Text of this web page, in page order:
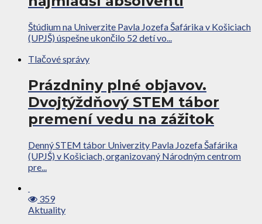
Štúdium na Univerzite Pavla Jozefa Šafárika v Košiciach
(UPJŠ) úspešne ukončilo 52 detí vo...
Tlačové správy
Prázdniny plné objavov.
Dvojtýždňový STEM tábor
premení vedu na zážitok
Denný STEM tábor Univerzity Pavla Jozefa Šafárika
(UPJŠ) v Košiciach, organizovaný Národným centrom
pre...
359
Aktuality